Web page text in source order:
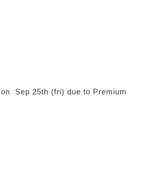
Sep 25th (fri) due to Premium